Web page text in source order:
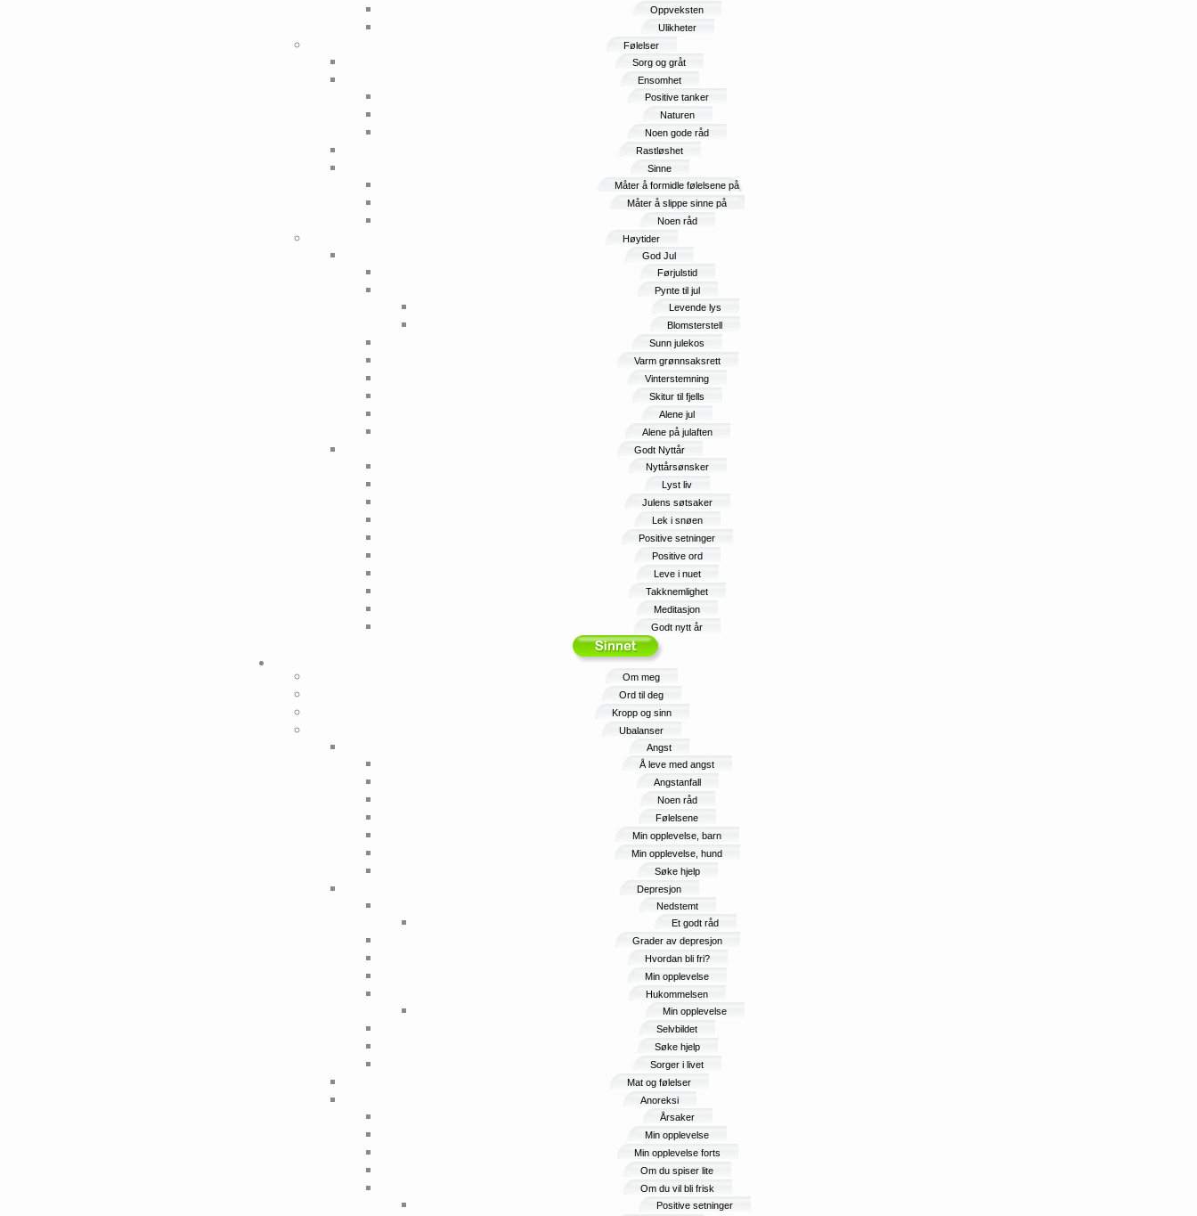
Oppveksten
Ulikheter
Følelser
Sorg og gråt
Ensomhet
Positive tanker
Naturen
Noen gode råd
Rastløshet
Sinne
Måter å formidle følelsene på
Måter å slippe sinne på
Noen råd
Høytider
God Jul
Førjulstid
Pynte til jul
Levende lys
Blomsterstell
Sunn julekos
Varm grønnsaksrett
Vinterstemning
Skitur til fjells
Alene jul
Alene på julaften
Godt Nyttår
Nyttårsønsker
Lyst liv
Julens søtsaker
Lek i snøen
Positive setninger
Positive ord
Leve i nuet
Takknemlighet
Meditasjon
Godt nytt år
Om meg
Ord til deg
Kropp og sinn
Ubalanser
Angst
Å leve med angst
Angstanfall
Noen råd
Følelsene
Min opplevelse, barn
Min opplevelse, hund
Søke hjelp
Depresjon
Nedstemt
Et godt råd
Grader av depresjon
Hvordan bli fri?
Min opplevelse
Hukommelsen
Min opplevelse
Selvbildet
Søke hjelp
Sorger i livet
Mat og følelser
Anoreksi
Årsaker
Min opplevelse
Min opplevelse forts
Om du spiser lite
Om du vil bli frisk
Positive setninger